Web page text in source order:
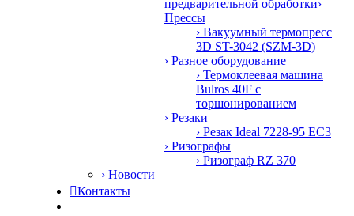
предварительной обработки›
Прессы
› Вакуумный термопресс
3D ST-3042 (SZM-3D)
› Разное оборудование
› Термоклеевая машина
Bulros 40F с
торшонированием
› Резаки
› Резак Ideal 7228-95 EC3
› Ризографы
› Ризограф RZ 370
› Новости
Контакты